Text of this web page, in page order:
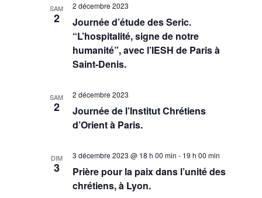
SAM
2
Journée d’étude des Seric.
“L’hospitalité, signe de notre
humanité”, avec l’IESH de Paris à
Saint-Denis.
2 décembre 2023
SAM
2
Journée de l’Institut Chrétiens
d’Orient à Paris.
2 décembre 2023
DIM
3
Prière pour la paix dans l’unité des
chrétiens, à Lyon.
3 décembre 2023 @ 18 h 00 min - 19 h 00 min